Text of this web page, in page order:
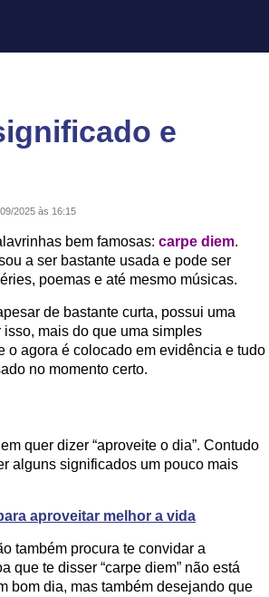
e
2025 às 16:15
bem famosas: carpe diem.
a ser bastante usada e pode ser
poemas e até mesmo músicas.
de bastante curta, possui uma
isso, mais do que uma simples
o agora é colocado em evidência e tudo
no momento certo.
quer dizer “aproveite o dia”. Contudo
alguns significados um pouco mais
aproveitar melhor a vida
também procura te convidar a
que te disser “carpe diem” não está
bom dia, mas também desejando que